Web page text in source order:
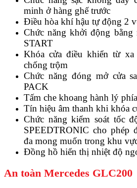
minh ở hàng ghế trước
Điều hòa khí hậu tự động 2
Chức năng khởi động
START
Khóa cửa điều khiển từ
chống trộm
Chức năng đóng mở cửa
PACK
Tấm che khoang hành lý
Tín hiệu âm thanh khi khóa
Chức năng kiểm soát tốc
SPEEDTRONIC cho phép
đa mong muốn trong khu
Đồng hồ hiển thị nhiệt độ
An toàn Mercedes GLC200